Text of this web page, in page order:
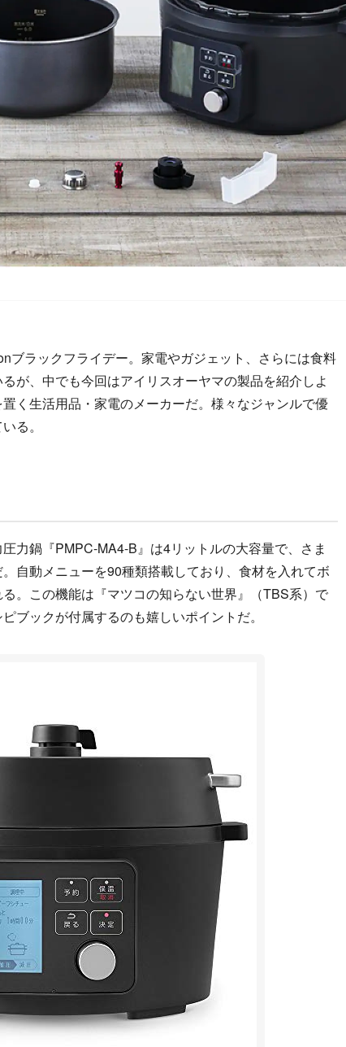
ブラックフライデー。家電やガジェット、さらには食料
が、中でも今回はアイリスオーヤマの製品を紹介しよ
く生活用品・家電のメーカーだ。様々なジャンルで優
る。
力鍋『PMPC-MA4-B』は4リットルの大容量で、さま
自動メニューを90種類搭載しており、食材を入れてボ
。この機能は『マツコの知らない世界』（TBS系）で
ブックが付属するのも嬉しいポイントだ。